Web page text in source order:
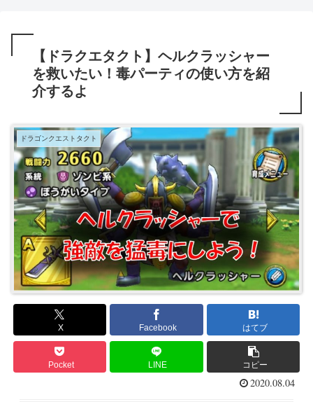
【ドラクエタクト】ヘルクラッシャー
を救いたい！毒パーティの使い方を紹
介するよ
ドラゴンクエストタクト
X Facebook はてブ
Pocket LINE コピー
2020.08.04